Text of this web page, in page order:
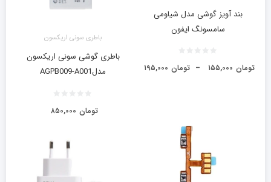
بند آویز گوشی مدل شیاومی
سامسونگ ایفون
۱۹۵,۰۰۰ تومان – ۱۵۵,۰۰۰ تومان
باطری سونی اریکسون
باطری گوشی سونی اریکسون
مدلAGPB009-A001
۸۵۰,۰۰۰ تومان